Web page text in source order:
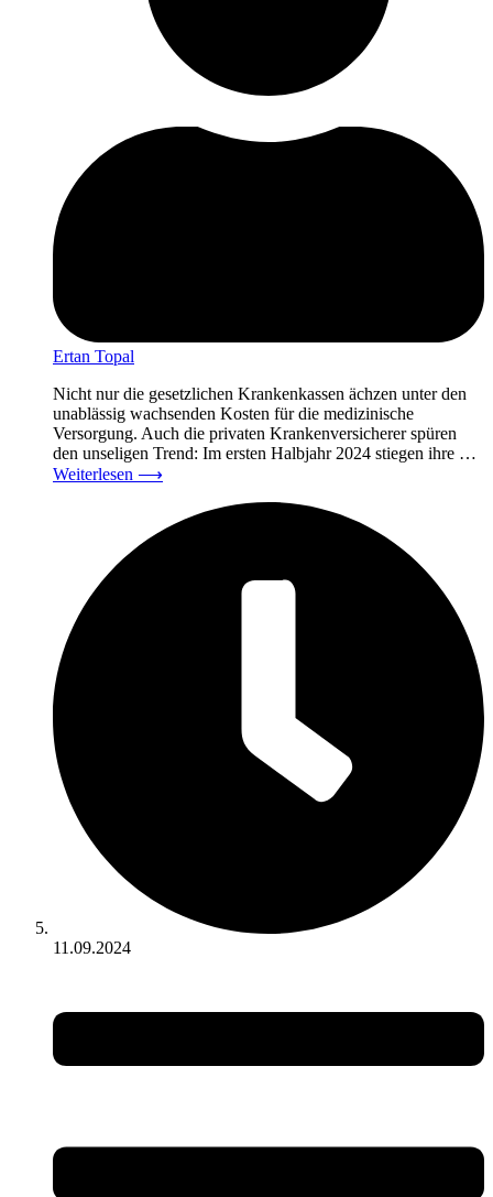
Ertan Topal
Nicht nur die gesetzlichen Krankenkassen ächzen unter den
unablässig wachsenden Kosten für die medizinische
Versorgung. Auch die privaten Krankenversicherer spüren
den unseligen Trend: Im ersten Halbjahr 2024 stiegen ihre …
Weiterlesen ⟶
11.09.2024